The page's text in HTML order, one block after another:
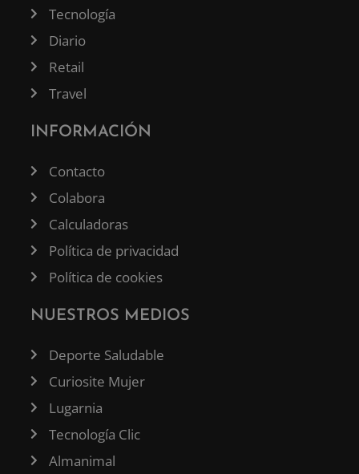
Tecnología
Diario
Retail
Travel
INFORMACIÓN
Contacto
Colabora
Calculadoras
Política de privacidad
Política de cookies
NUESTROS MEDIOS
Deporte Saludable
Curiosite Mujer
Lugarnia
Tecnología Clic
Almanimal